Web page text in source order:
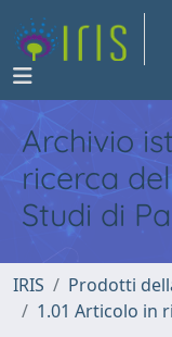
Archivio
ricerca
Studi di
IRIS Prodotti
1.01 Articolo in